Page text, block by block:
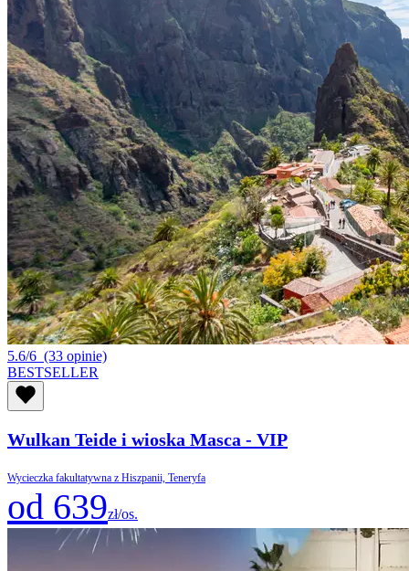
5.6/6 (33 opinie)
BESTSELLER
Wulkan Teide i wioska Masca - VIP
Wycieczka fakultatywna z Hiszpanii, Teneryfa
od 639zł/os.